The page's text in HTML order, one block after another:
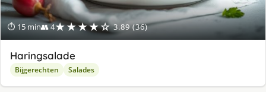
⏱ 15 min👥 4★★★★☆ 3.89 (36)
Haringsalade
Bijgerechten Salades